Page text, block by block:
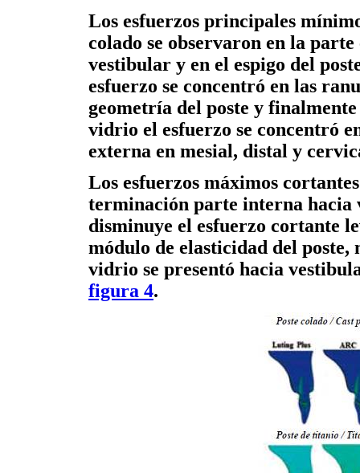
Los esfuerzos principales
colado se observaron en la
vestibular y en el espigo del
esfuerzo se concentró en las
geometría del poste y
vidrio el esfuerzo se concentró
externa en mesial, distal y
Los esfuerzos máximos
terminación parte interna hacia
disminuye el esfuerzo cortante
módulo de elasticidad del poste,
vidrio se presentó hacia
figura 4.